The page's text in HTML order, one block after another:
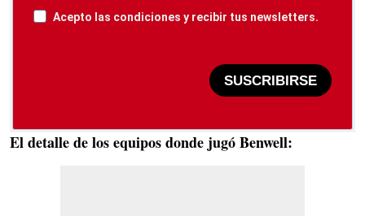
Acepto las condiciones y recibir tus newsletters.
SUSCRIBIRSE
El detalle de los equipos donde jugó Benwell: